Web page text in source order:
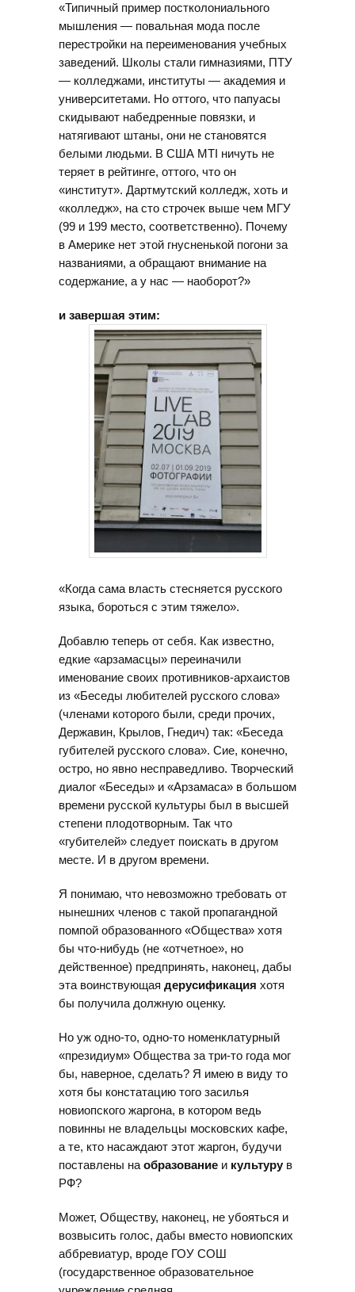
«Типичный пример постколониального
мышления — повальная мода после
перестройки на переименования учебных
заведений. Школы стали гимназиями, ПТУ
— колледжами, институты — академия и
университетами. Но оттого, что папуасы
скидывают набедренные повязки, и
натягивают штаны, они не становятся
белыми людьми. В США MTI ничуть не
теряет в рейтинге, оттого, что он
«институт». Дартмутский колледж, хоть и
«колледж», на сто строчек выше чем МГУ
(99 и 199 место, соответственно). Почему
в Америке нет этой гнусненькой погони за
названиями, а обращают внимание на
содержание, а у нас — наоборот?»
и завершая этим:
«Когда сама власть стесняется русского
языка, бороться с этим тяжело».
Добавлю теперь от себя. Как известно,
едкие «арзамасцы» переиначили
именование своих противников-архаистов
из «Беседы любителей русского слова»
(членами которого были, среди прочих,
Державин, Крылов, Гнедич) так: «Беседа
губителей русского слова». Сие, конечно,
остро, но явно несправедливо. Творческий
диалог «Беседы» и «Арзамаса» в большом
времени русской культуры был в высшей
степени плодотворным. Так что
«губителей» следует поискать в другом
месте. И в другом времени.
Я понимаю, что невозможно требовать от
нынешних членов с такой пропагандной
помпой образованного «Общества» хотя
бы что-нибудь (не «отчетное», но
действенное) предпринять, наконец, дабы
эта воинствующая дерусификация хотя
бы получила должную оценку.
Но уж одно-то, одно-то номенклатурный
«президиум» Общества за три-то года мог
бы, наверное, сделать? Я имею в виду то
хотя бы констатацию того засилья
новиопского жаргона, в котором ведь
повинны не владельцы московских кафе,
а те, кто насаждают этот жаргон, будучи
поставлены наобразование и культуру в
РФ?
Может, Обществу, наконец, не убояться и
возвысить голос, дабы вместо новиопских
аббревиатур, вроде ГОУ СОШ
(государственное образовательное